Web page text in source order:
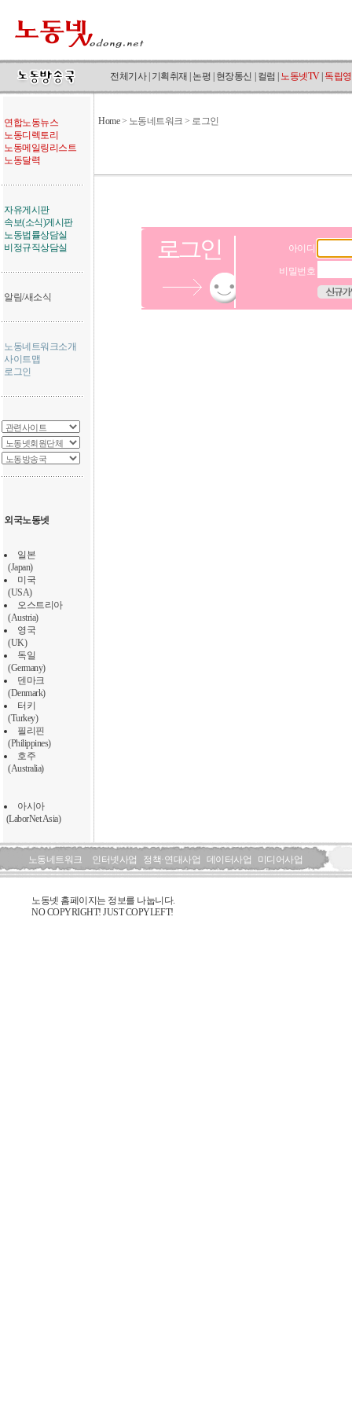
전체기사| 기획취재 논평 현장통신 컬럼 노동넷TV| 독립
연합노동뉴스
노동디렉토리
노동메일링리스트
노동달력
자유게시판
속보(소식)게시판
노동법률상담실
비정규직상담실
알림/새소식
노동네트워크소개
사이트맵
로그인
외국노동넷
일본
(Japan)
미국
(USA)
오스트리아
(Austria)
영국
(UK)
독일
(Germany)
덴마크
(Denmark)
터키
(Turkey)
필리핀
(Philippines)
호주
(Australia)
아시아
(LaborNet Asia)
Home> 노동네트워크 > 로그인
아이디
비밀번호
노동네트워크 인터넷사업 정책·연대사업 데이터사업 미디어사업
노동넷 홈페이지는 정보를 나눕니다.
NO COPYRIGHT! JUST COPYLEFT!